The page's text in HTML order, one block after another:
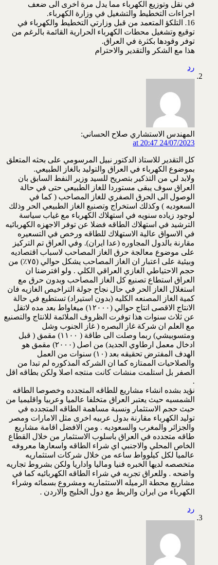
في نقل وتوزيع الكهرباء مما يدل مرة اخرى الى ضعف
اجراءات التخطيط والتشغيل في وزارة الكهرباء.
16. التلكؤ المتعمد من قبل وزارتي التخطيط والكهرباء في
توقيع وتشغيل محطات الكهرباء الحرارية القائمة بالرغم من
توفر وقودها بكثرة في العراق.
هذا مع الشكر والتقدير والاحترام
رد
المهندس الاستشاري صلاح الحساني:
24/07/2023 at 20:47
كل التقدير للاستاذ الدكتور نبيل المرسومي على بحثه المتعلق
بموضوع الكهرباء في العراق والتوليد بالغاز الطبيعي.
ولابد لي من التذكير بتصريح للسيد وزير النفط السابق بان
العراق سوف يبقى مستوردا للغاز الطبيعي حتى في حالة
الوصول الى الحرق الصفري للغاز المصاحب ( كما في
السعوديه ) وكذلك استخراج وتصنيع الغاز الطبيعي الحر وذلك
لوجود زياده سنويه في استهلاك الكهرباء مع غياب سياسة
الترشيد في استهلاك الطاقه فضلا عن توفر الاجهزه الكهربائيه
في الاسواق عالية الاستهلاك للطاقه ورخص في التسعيره
مقارنة بالدول المجاوره (عدا ايران). وفي العراق تم التركيز
على موضوع معالجة حرق الغاز المصاحب لاسباب اقتصاديه
وبيئية على اعتبار ان الغاز المصاحب يشكل حوالي (٧٥٪) من
حجم الاحتياطي الغازي العراقي الكلي . ولو افترضنا ان
العراق استطاع تصنيع كل الغاز المصاحب وبدون حرق مع
استغلال الغاز الحر في حال نجاح جولة التراخيص الغازيه فان
كمية الغاز المصنعه الكليه (بدون استيراد) تستطيع في حالة
الانتاج الاقصى انتاج حوالي (١٢٠٠٠) ميغاواط بعد مده لاتقل
عن ثلاث سنوات هذا توفرت الظروف الملائمة للانتاج والتصنيع
مع العلم ان شركة غاز البصره ( غاز الجنوب وشل
ومتسوبيشي) ربما وصلت الى طاقة ( ١١٠٠) مقمق ( قبل
ادخال معمل ارطاوي الجديد) من اصل (٢٠٠٠) مقمق هو
الهدف المفترض تحقيقه بعد (١٠) سنوات من العمل
والصلاحيات الممتازه كما ان الشركه المذكوره لم تبدا من
الصفر بل استلمت منشات كانت منتجه اصلا ولكن بطاقه اقل
.
نؤيد بشده انشاء مشاريع للطاقه المتجدده وخصوصا الطاقه
الشمسيه حيث يعتبر العراق متخلفا عالميا وعربيا واقليميا من
حيث حجم الاستثمار ونسبة مساهمة الطاقه المتجدده في
توليد الكهرباء مقارنة بدول عربيه اخرى مثل الامارات ومصر
والجزائر والمغرب والسعوديه . ومن الافضل اقامة مشاريع
طاقه متجدده في العراق باسلوب الاستثمار من خلال القطاع
الخاص المحلي والاجنبي اي شراء الطاقه واسعارها معروفه
عالميا لكل كيلوواط ساعه من خلال شركات استثماريه
متخصصه لديها الخبره فنيا وماليا واداريا ولكن بشروط تجاريه
واضحه . وللعراق تجربه في شراء الطاقه الكهربائيه كما في
مشاريع محطة الرميله الاستثماريه ومشروع بسمائه وشراء
الكهرباء من ايران والربط مع دول الخليج والاردن .
رد